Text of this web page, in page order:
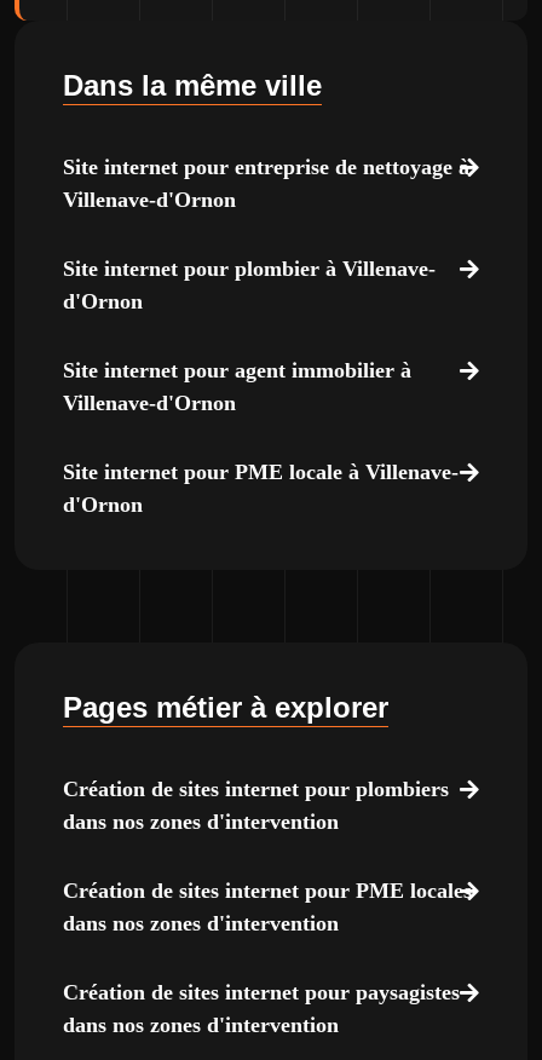
Dans la même ville
Site internet pour entreprise de nettoyage à
Villenave-d'Ornon
Site internet pour plombier à Villenave-
d'Ornon
Site internet pour agent immobilier à
Villenave-d'Ornon
Site internet pour PME locale à Villenave-
d'Ornon
Pages métier à explorer
Création de sites internet pour plombiers
dans nos zones d'intervention
Création de sites internet pour PME locales
dans nos zones d'intervention
Création de sites internet pour paysagistes
dans nos zones d'intervention